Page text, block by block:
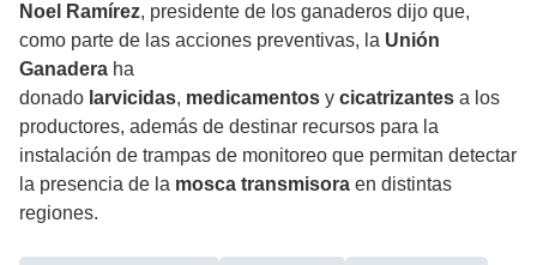
Noel Ramírez, presidente de los ganaderos dijo que,
como parte de las acciones preventivas, la Unión
Ganadera ha
donado larvicidas, medicamentos y cicatrizantes a los
productores, además de destinar recursos para la
instalación de trampas de monitoreo que permitan detectar
la presencia de la mosca transmisora en distintas
regiones.